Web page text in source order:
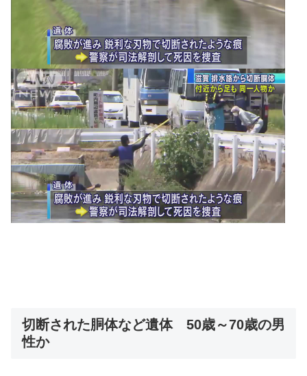
切断された胴体など遺体 50歳～70歳の男
性か